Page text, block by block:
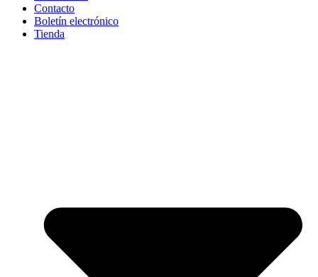
Contacto
Boletín electrónico
Tienda